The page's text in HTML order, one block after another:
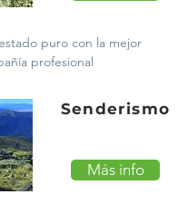
puro con la mejor
profesional
Senderismo
Más info